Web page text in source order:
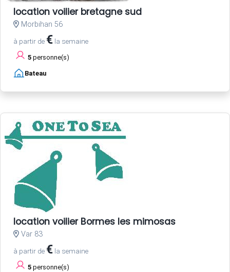
location voilier bretagne sud
Morbihan 56
à partir de € la semaine
5 personne(s)
Bateau
location voilier Bormes les mimosas
Var 83
à partir de € la semaine
5 personne(s)